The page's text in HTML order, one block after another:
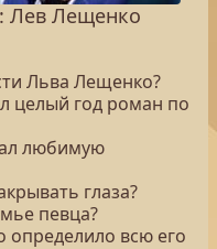
Лев Лещенко
Льва Лещенко?
целый год роман по
любимую
глаза?
певца?
определило всю его